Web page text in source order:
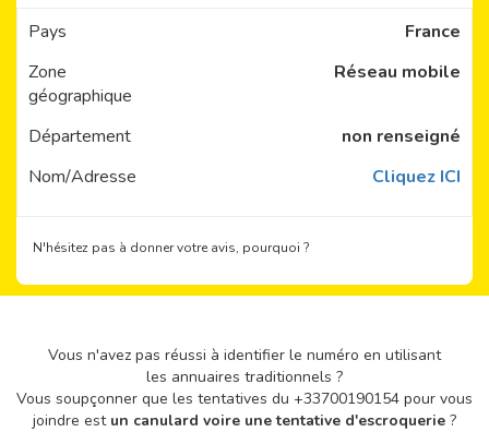
Pays
France
Zone
géographique
Réseau mobile
Département
non renseigné
Nom/Adresse
Cliquez ICI
N'hésitez pas à donner votre avis, pourquoi ?
Vous n'avez pas réussi à identifier le numéro en utilisant
les annuaires traditionnels ?
Vous soupçonner que les tentatives du +33700190154 pour vous
joindre est un canulard voire une tentative d'escroquerie ?